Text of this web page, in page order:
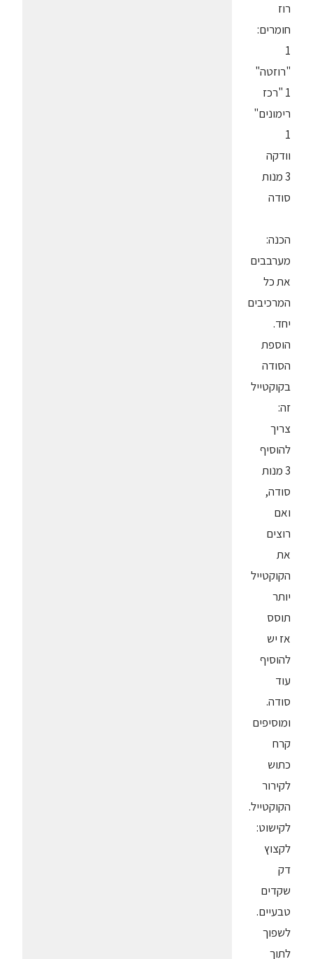
רוז
חומרים:
1
"רוזטה"
1 "רכז
רימונים"
1
וודקה
3 מנות
סודה
הכנה:
מערבבים
את כל
המרכיבים
יחד.
הוספת
הסודה
בקוקטייל
זה:
צריך
להוסיף
3 מנות
סודה,
ואם
רוצים
את
הקוקטייל
יותר
תוסס
אז יש
להוסיף
עוד
סודה.
ומוסיפים
קרח
כתוש
לקירור
הקוקטייל.
לקישוט:
לקצוץ
דק
שקדים
טבעיים.
לשפוך
לתוך